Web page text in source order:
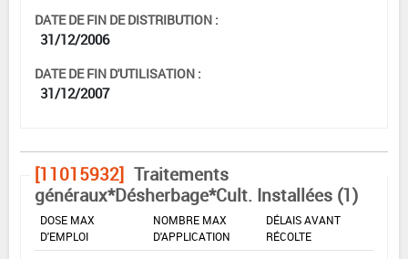
DATE DE FIN DE DISTRIBUTION :
31/12/2006
DATE DE FIN D'UTILISATION :
31/12/2007
[11015932] Traitements
généraux*Désherbage*Cult. Installées (1)
DOSE MAX
D'EMPLOI
NOMBRE MAX
D'APPLICATION
DÉLAIS AVANT
RÉCOLTE